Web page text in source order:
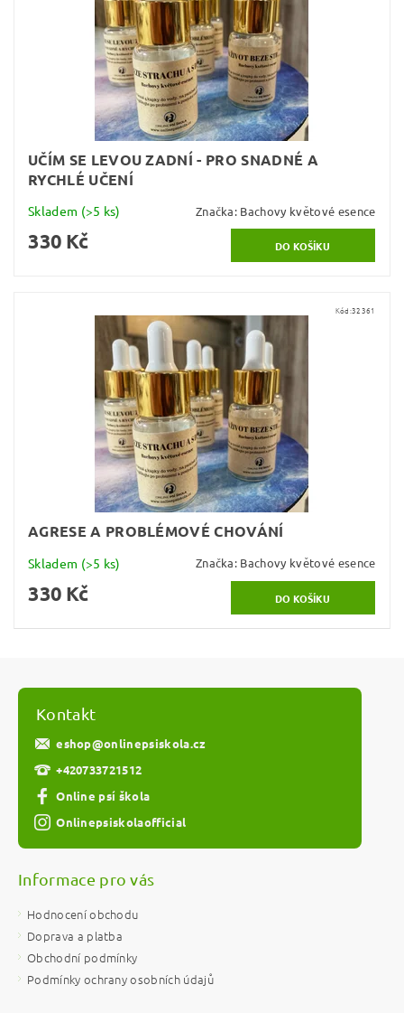
UČÍM SE LEVOU ZADNÍ - PRO SNADNÉ A
RYCHLÉ UČENÍ
Skladem (>5 ks) Značka: Bachovy květové esence
330 Kč
Kód:32361
AGRESE A PROBLÉMOVÉ CHOVÁNÍ
Skladem (>5 ks) Značka: Bachovy květové esence
330 Kč
Kontakt
eshop@onlinepsiskola.cz
+420733721512
Online psí škola
Onlinepsiskolaofficial
Informace pro vás
Hodnocení obchodu
Doprava a platba
Obchodní podmínky
Podmínky ochrany osobních údajů